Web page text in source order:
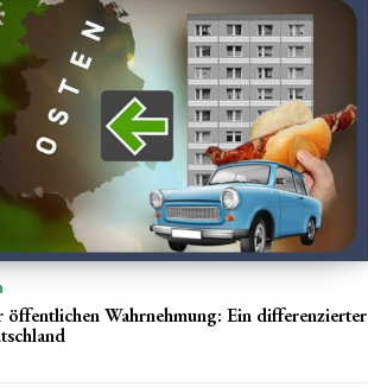
öffentlichen Wahrnehmung: Ein differenzierter